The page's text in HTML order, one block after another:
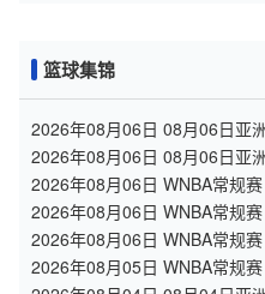
篮球集锦
2026年08月06日 08月06日亚
77 - 79 上海交通大学 集锦
2026年08月06日 08月06日亚
67 - 72 政治大学 集锦
2026年08月06日 WNBA常规
人 全场集锦
2026年08月06日 WNBA常规
全场集锦
2026年08月06日 WNBA常规
梦想 全场集锦
2026年08月05日 WNBA常规
全场集锦